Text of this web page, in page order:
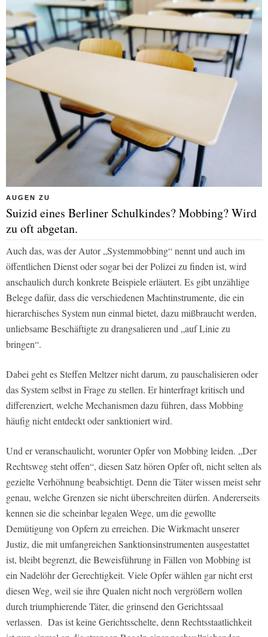
AUGEN ZU
Suizid eines Berliner Schulkindes? Mobbing? Wird
zu oft abgetan.
Auch das, was der Autor „Systemmobbing“ nennt und auch im
öffentlichen Dienst oder sogar bei der Polizei zu finden ist, wird
anschaulich durch konkrete Beispiele erläutert. Es gibt unzählige
Belege dafür, dass die verschiedenen Machtinstrumente, die ein
hierarchisches System nun einmal bietet, dazu mißbraucht werden,
unliebsame Beschäftigte zu drangsalieren und „auf Linie zu
bringen“.
Dabei geht es Steffen Meltzer nicht darum, zu pauschalisieren oder
das System selbst in Frage zu stellen. Er hinterfragt kritisch und
differenziert, welche Mechanismen dazu führen, dass Mobbing
häufig nicht entdeckt oder sanktioniert wird.
Und er veranschaulicht, worunter Opfer von Mobbing leiden. „Der
Rechtsweg steht offen“, diesen Satz hören Opfer oft, nicht selten als
gezielte Verhöhnung beabsichtigt. Denn die Täter wissen meist sehr
genau, welche Grenzen sie nicht überschreiten dürfen. Andererseits
kennen sie die scheinbar legalen Wege, um die gewollte
Demütigung von Opfern zu erreichen. Die Wirkmacht unserer
Justiz, die mit umfangreichen Sanktionsinstrumenten ausgestattet
ist, bleibt begrenzt, die Beweisführung in Fällen von Mobbing ist
ein Nadelöhr der Gerechtigkeit. Viele Opfer wählen gar nicht erst
diesen Weg, weil sie ihre Qualen nicht noch vergrößern wollen
durch triumphierende Täter, die grinsend den Gerichtssaal
verlassen. Das ist keine Gerichtsschelte, denn Rechtsstaatlichkeit